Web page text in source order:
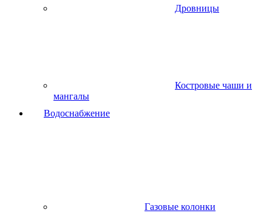
Дровницы
Костровые чаши и
мангалы
Водоснабжение
Газовые колонки